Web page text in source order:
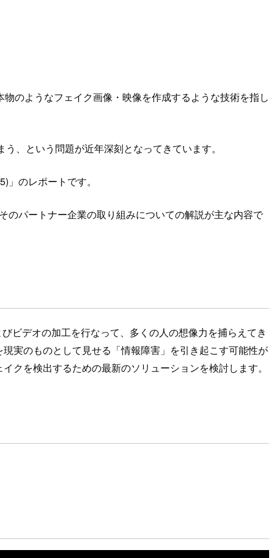
のようなフェイク画像・映像を作成するような技術を指し
、という問題が近年深刻となってきています。
のレポートです。
パートナー企業の取り組みについての解説が主な内容で
ビデオの加工を行なって、多くの人の想像力を捕らえてき
実のものとして見せる「情報障害」を引き起こす可能性が
クを検出するための最新のソリューションを検討します。